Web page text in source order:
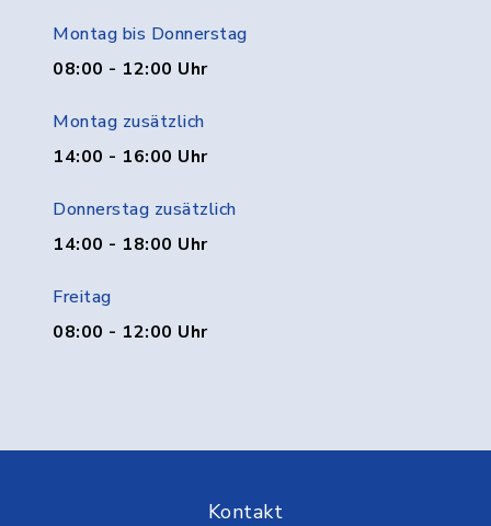
Montag bis Donnerstag
08:00 - 12:00 Uhr
Montag zusätzlich
14:00 - 16:00 Uhr
Donnerstag zusätzlich
14:00 - 18:00 Uhr
Freitag
08:00 - 12:00 Uhr
Kontakt